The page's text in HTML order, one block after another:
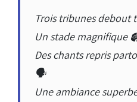
Trois tribunes debout
Un stade magnifique
Des chants repris
🗣
Une ambiance